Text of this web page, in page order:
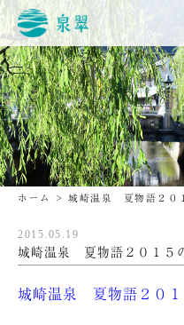
ホーム > 城崎温泉 夏物語２０
2015.05.19
城崎温泉 夏物語２０１５
城崎温泉 夏物語２０１